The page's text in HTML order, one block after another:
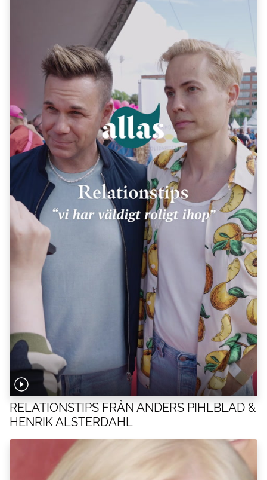
RELATIONSTIPS FRÅN ANDERS PIHLBLAD &
HENRIK ALSTERDAHL